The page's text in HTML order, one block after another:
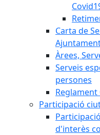
Carta de
Àrees,
Serveis
persones
Participació
d'interès